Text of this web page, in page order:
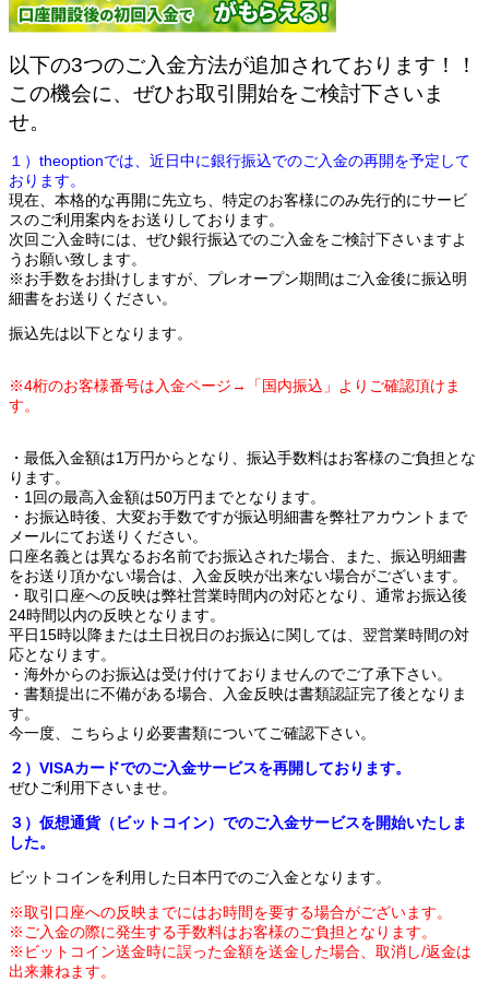
以下の3つのご入金方法が追加されております！！
この機会に、ぜひお取引開始をご検討下さいま
せ。
１）theoptionでは、近日中に銀行振込でのご入金の再開を予定して
おります。
現在、本格的な再開に先立ち、特定のお客様にのみ先行的にサービ
スのご利用案内をお送りしております。
次回ご入金時には、ぜひ銀行振込でのご入金をご検討下さいますよ
うお願い致します。
※お手数をお掛けしますが、プレオープン期間はご入金後に振込明
細書をお送りください。
振込先は以下となります。
※4桁のお客様番号は入金ページ→「国内振込」よりご確認頂けま
す。
・最低入金額は1万円からとなり、振込手数料はお客様のご負担とな
ります。
・1回の最高入金額は50万円までとなります。
・お振込時後、大変お手数ですが振込明細書を弊社アカウントまで
メールにてお送りください。
口座名義とは異なるお名前でお振込された場合、また、振込明細書
をお送り頂かない場合は、入金反映が出来ない場合がございます。
・取引口座への反映は弊社営業時間内の対応となり、通常お振込後
24時間以内の反映となります。
平日15時以降または土日祝日のお振込に関しては、翌営業時間の対
応となります。
・海外からのお振込は受け付けておりませんのでご了承下さい。
・書類提出に不備がある場合、入金反映は書類認証完了後となりま
す。
今一度、こちらより必要書類についてご確認下さい。
２）VISAカードでのご入金サービスを再開しております。
ぜひご利用下さいませ。
３）仮想通貨（ビットコイン）でのご入金サービスを開始いたしま
した。
ビットコインを利用した日本円でのご入金となります。
※取引口座への反映までにはお時間を要する場合がございます。
※ご入金の際に発生する手数料はお客様のご負担となります。
※ビットコイン送金時に誤った金額を送金した場合、取消し/返金は
出来兼ねます。